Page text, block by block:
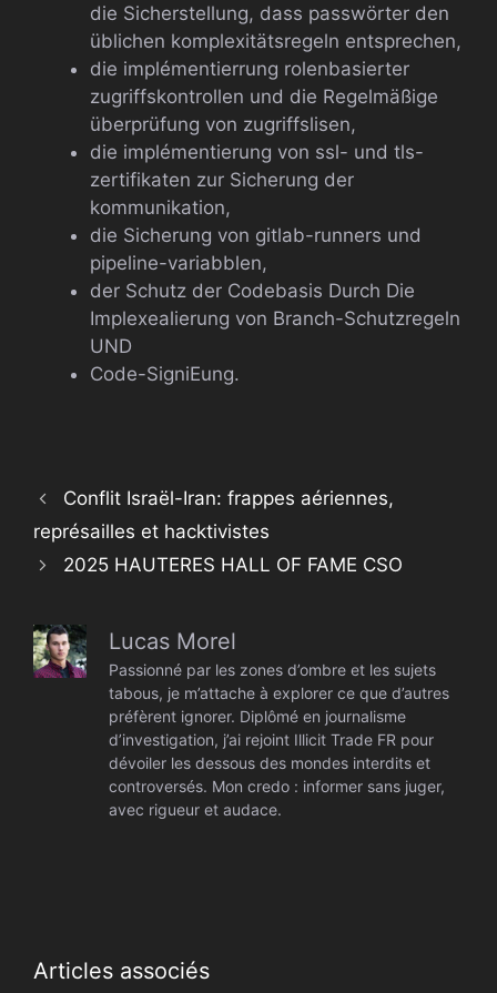
die Sicherstellung, dass passwörter den
üblichen komplexitätsregeln entsprechen,
die implémentierrung rolenbasierter
zugriffskontrollen und die Regelmäßige
überprüfung von zugriffslisen,
die implémentierung von ssl- und tls-
zertifikaten zur Sicherung der
kommunikation,
die Sicherung von gitlab-runners und
pipeline-variabblen,
der Schutz der Codebasis Durch Die
Implexealierung von Branch-Schutzregeln
UND
Code-SigniEung.
Conflit Israël-Iran: frappes aériennes,
représailles et hacktivistes
2025 HAUTERES HALL OF FAME CSO
Lucas Morel
Passionné par les zones d’ombre et les sujets
tabous, je m’attache à explorer ce que d’autres
préfèrent ignorer. Diplômé en journalisme
d’investigation, j’ai rejoint Illicit Trade FR pour
dévoiler les dessous des mondes interdits et
controversés. Mon credo : informer sans juger,
avec rigueur et audace.
Articles associés